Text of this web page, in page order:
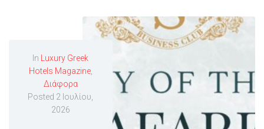
In
Luxury Greek
Hotels Magazine,
Διάφορα
Posted 2 Ιουλίου,
2026